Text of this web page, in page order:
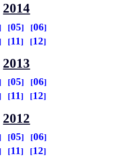
2014
05
06
11 12
2013
05
06
11 12
2012
05
06
11 12